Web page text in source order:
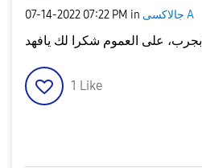
‎07-14-2022 07:22 PM in جالاكسى A
1 Like